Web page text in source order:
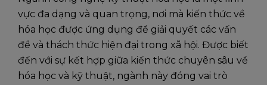
vực đa dạng và quan trọng, nơi mà kiến thức về
hóa học được ứng dụng để giải quyết các vấn
đề và thách thức hiện đại trong xã hội. Được biết
đến với sự kết hợp giữa kiến thức chuyên sâu về
hóa học và kỹ thuật, ngành này đóng vai trò